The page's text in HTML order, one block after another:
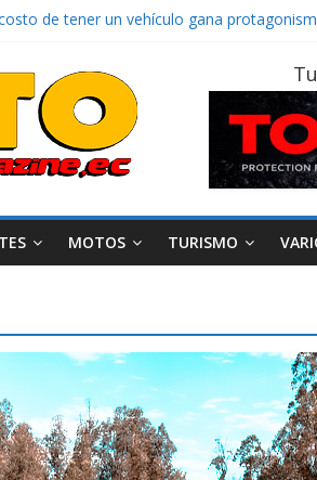
de tener un vehículo gana
puede pasar con tu vehículo si
al Ecuador 2026, edición 47ª, recorre
FEDAK recibe 12 Sinotruk Bolden para
MOTOS TURISMO
Movilidad Turismo Varios